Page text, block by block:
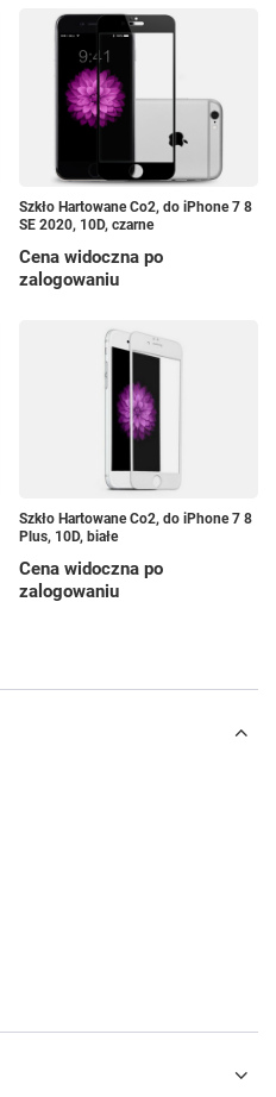
Szkło Hartowane Co2, do iPhone 7 8
SE 2020, 10D, czarne
Cena widoczna po
zalogowaniu
Szkło Hartowane Co2, do iPhone 7 8
Plus, 10D, białe
Cena widoczna po
zalogowaniu